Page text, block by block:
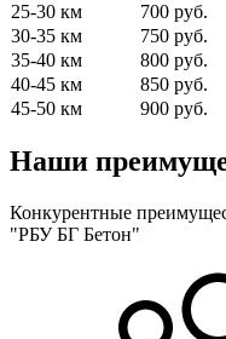
25-30 км
700 руб.
30-35 км
750 руб.
35-40 км
800 руб.
40-45 км
850 руб.
45-50 км
900 руб.
Наши
Конкурентные
"РБУ БГ Бетон"